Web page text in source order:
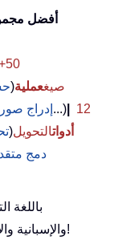
أفضل
50+
صيغعملية(
إدراج ...)
12
أدواتالتحويل(
دمج
والإسبانية والألمانية والفرنسية والصينية و40+ لغات أخرى!